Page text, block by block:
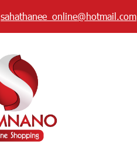
sahathanee_online@hotmail.com